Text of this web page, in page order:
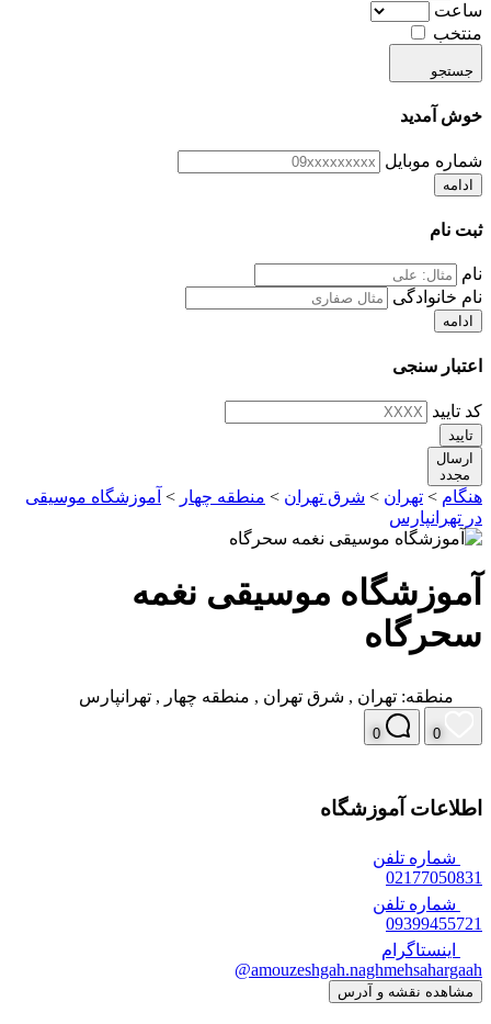
ساعت
منتخب
جستجو
خوش آمدید
شماره موبایل
ادامه
ثبت نام
نام
نام خانوادگی
ادامه
اعتبار سنجی
کد تایید
تایید
ارسال
مجدد
هنگام > تهران > شرق تهران > منطقه چهار > آموزشگاه موسیقی
در تهرانپارس
آموزشگاه موسیقی نغمه
سحرگاه
منطقه: تهران , شرق تهران , منطقه چهار , تهرانپارس
0
0
اطلاعات آموزشگاه
شماره تلفن
02177050831
شماره تلفن
09399455721
اینستاگرام
amouzeshgah.naghmehsahargaah@
مشاهده نقشه و آدرس